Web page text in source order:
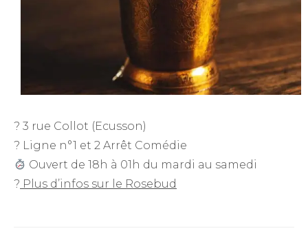
? 3 rue Collot (Ecusson)
? Ligne n°1 et 2 Arrêt Comédie
Ouvert de 18h à 01h du mardi au samedi
? Plus d’infos sur le Rosebud